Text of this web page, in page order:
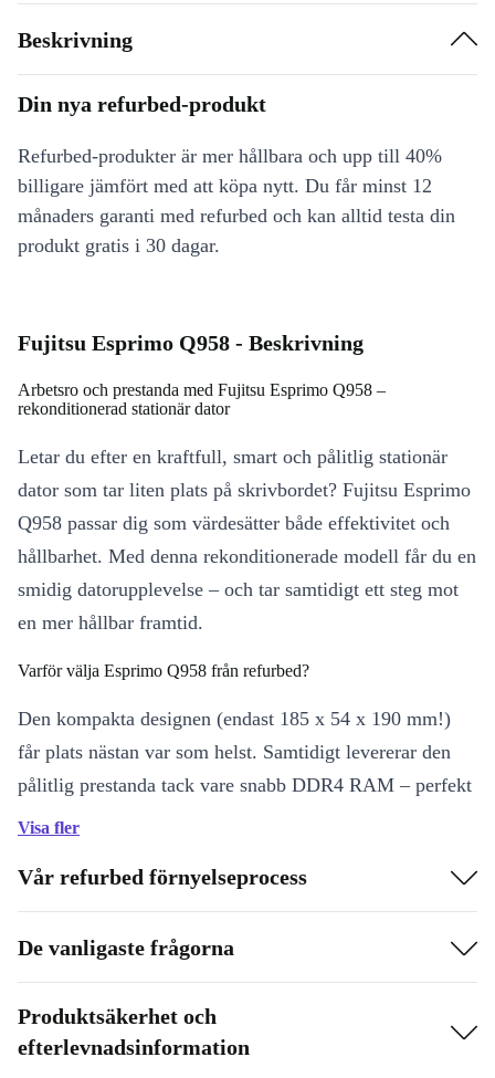
Beskrivning
Din nya refurbed-produkt
Refurbed-produkter är mer hållbara och upp till 40%
billigare jämfört med att köpa nytt. Du får minst 12
månaders garanti med refurbed och kan alltid testa din
produkt gratis i 30 dagar.
Fujitsu Esprimo Q958 - Beskrivning
Arbetsro och prestanda med Fujitsu Esprimo Q958 –
rekonditionerad stationär dator
Letar du efter en kraftfull, smart och pålitlig stationär
dator som tar liten plats på skrivbordet? Fujitsu Esprimo
Q958 passar dig som värdesätter både effektivitet och
hållbarhet. Med denna rekonditionerade modell får du en
smidig datorupplevelse – och tar samtidigt ett steg mot
en mer hållbar framtid.
Varför välja Esprimo Q958 från refurbed?
Den kompakta designen (endast 185 x 54 x 190 mm!)
får plats nästan var som helst. Samtidigt levererar den
pålitlig prestanda tack vare snabb DDR4 RAM – perfekt
för dig som vill arbeta, streama eller surfa utan
Fördelar med rekonditionerad Esprimo Q958:
Stöd för moderna arbetsuppgifter – från videomöten till
Tyst och energieffektiv drift, idealisk både hemma och på
kontoret
Visa fler
Vår refurbed förnyelseprocess
De vanligaste frågorna
Produktsäkerhet och
efterlevnadsinformation